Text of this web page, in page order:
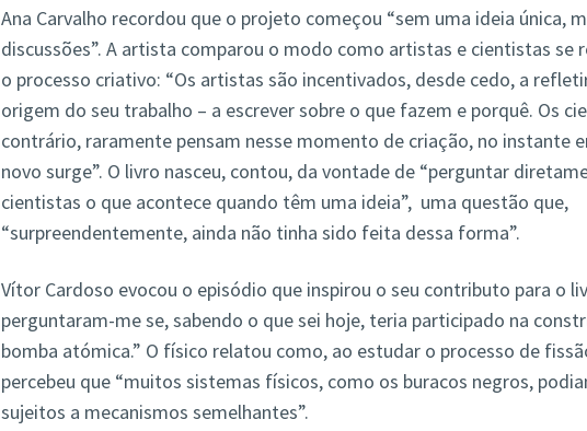
Ana Carvalho recordou que o projeto começou “sem uma ideia única,
discussões”. A artista comparou o modo como artistas e cientistas se
o processo criativo: “Os artistas são incentivados, desde cedo, a
origem do seu trabalho – a escrever sobre o que fazem e porquê. Os
contrário, raramente pensam nesse momento de criação, no instante
novo surge”. O livro nasceu, contou, da vontade de “perguntar
cientistas o que acontece quando têm uma ideia”, uma questão que,
“surpreendentemente, ainda não tinha sido feita dessa forma”.
Vítor Cardoso evocou o episódio que inspirou o seu contributo para o
perguntaram-me se, sabendo o que sei hoje, teria participado na
bomba atómica.” O físico relatou como, ao estudar o processo de
percebeu que “muitos sistemas físicos, como os buracos negros,
sujeitos a mecanismos semelhantes”.